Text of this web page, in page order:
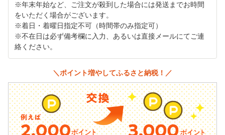
※年末年始など、ご注文が殺到した場合には発送までお時間
をいただく場合がございます。
※着日・着曜日指定不可（時間帯のみ指定可）
※不在日は必ず備考欄に入力、あるいは直接メールにてご連
絡ください。
＼ポイント増やしてふるさと納税！／